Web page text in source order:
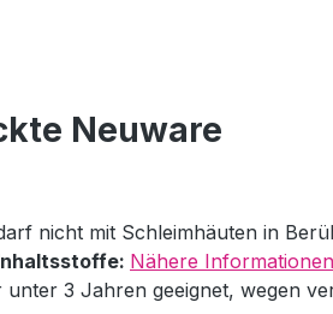
Neuware
nicht mit Schleimhäuten in
Nähere
3 Jahren geeignet, wegen